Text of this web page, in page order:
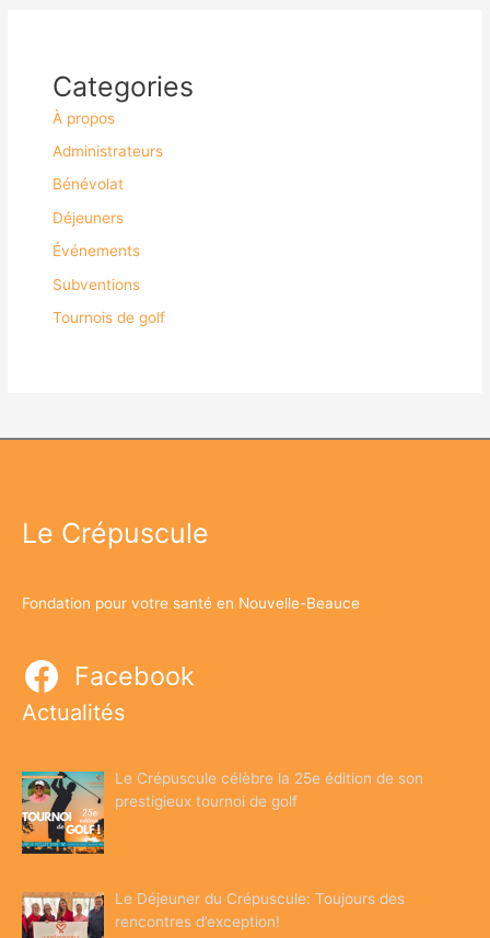
Categories
À propos
Administrateurs
Bénévolat
Déjeuners
Événements
Subventions
Tournois de golf
Le Crépuscule
Fondation pour votre santé en Nouvelle-Beauce
Facebook
Actualités
Le Crépuscule célèbre la 25e édition de son
prestigieux tournoi de golf
Le Déjeuner du Crépuscule: Toujours des
rencontres d’exception!